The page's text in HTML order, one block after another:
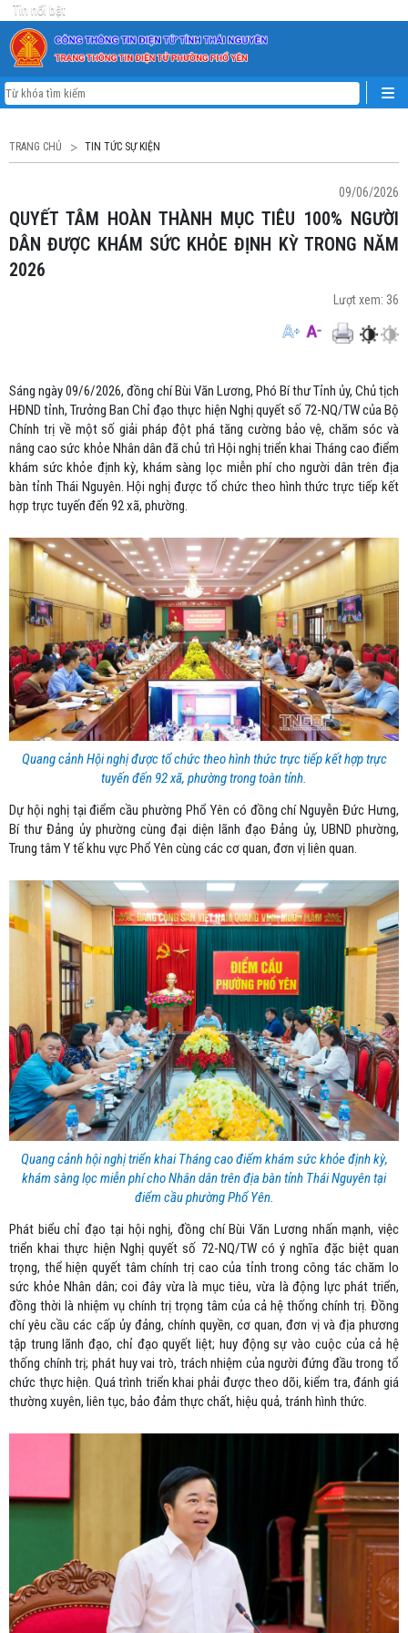
Tin nổi bật
TRANG CHỦ TIN TỨC SỰ KIỆN
09/06/2026
QUYẾT TÂM HOÀN THÀNH MỤC TIÊU 100% NGƯỜI
DÂN ĐƯỢC KHÁM SỨC KHỎE ĐỊNH KỲ TRONG NĂM
2026
Lượt xem: 36
Sáng ngày 09/6/2026, đồng chí Bùi Văn Lương, Phó Bí thư Tỉnh ủy, Chủ tịch
HĐND tỉnh, Trưởng Ban Chỉ đạo thực hiện Nghị quyết số 72-NQ/TW của Bộ
Chính trị về một số giải pháp đột phá tăng cường bảo vệ, chăm sóc và
nâng cao sức khỏe Nhân dân đã chủ trì Hội nghị triển khai Tháng cao điểm
khám sức khỏe định kỳ, khám sàng lọc miễn phí cho người dân trên địa
bàn tỉnh Thái Nguyên. Hội nghị được tổ chức theo hình thức trực tiếp kết
hợp trực tuyến đến 92 xã, phường.
Quang cảnh Hội nghị được tổ chức theo hình thức trực tiếp kết hợp trực
tuyến đến 92 xã, phường trong toàn tỉnh.
Dự hội nghị tại điểm cầu phường Phổ Yên có đồng chí Nguyễn Đức Hưng,
Bí thư Đảng ủy phường cùng đại diện lãnh đạo Đảng ủy, UBND phường,
Trung tâm Y tế khu vực Phổ Yên cùng các cơ quan, đơn vị liên quan.
Quang cảnh hội nghị triển khai Tháng cao điểm khám sức khỏe định kỳ,
khám sàng lọc miễn phí cho Nhân dân trên địa bàn tỉnh Thái Nguyên tại
điểm cầu phường Phổ Yên.
Phát biểu chỉ đạo tại hội nghị, đồng chí Bùi Văn Lương nhấn mạnh, việc
triển khai thực hiện Nghị quyết số 72-NQ/TW có ý nghĩa đặc biệt quan
trọng, thể hiện quyết tâm chính trị cao của tỉnh trong công tác chăm lo
sức khỏe Nhân dân; coi đây vừa là mục tiêu, vừa là động lực phát triển,
đồng thời là nhiệm vụ chính trị trọng tâm của cả hệ thống chính trị. Đồng
chí yêu cầu các cấp ủy đảng, chính quyền, cơ quan, đơn vị và địa phương
tập trung lãnh đạo, chỉ đạo quyết liệt; huy động sự vào cuộc của cả hệ
thống chính trị; phát huy vai trò, trách nhiệm của người đứng đầu trong tổ
chức thực hiện. Quá trình triển khai phải được theo dõi, kiểm tra, đánh giá
thường xuyên, liên tục, bảo đảm thực chất, hiệu quả, tránh hình thức.